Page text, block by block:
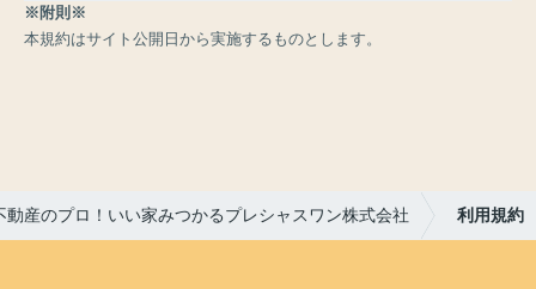
※附則※
本規約はサイト公開日から実施するものとします。
動産のプロ！いい家みつかるプレシャスワン株式会社 利用規約